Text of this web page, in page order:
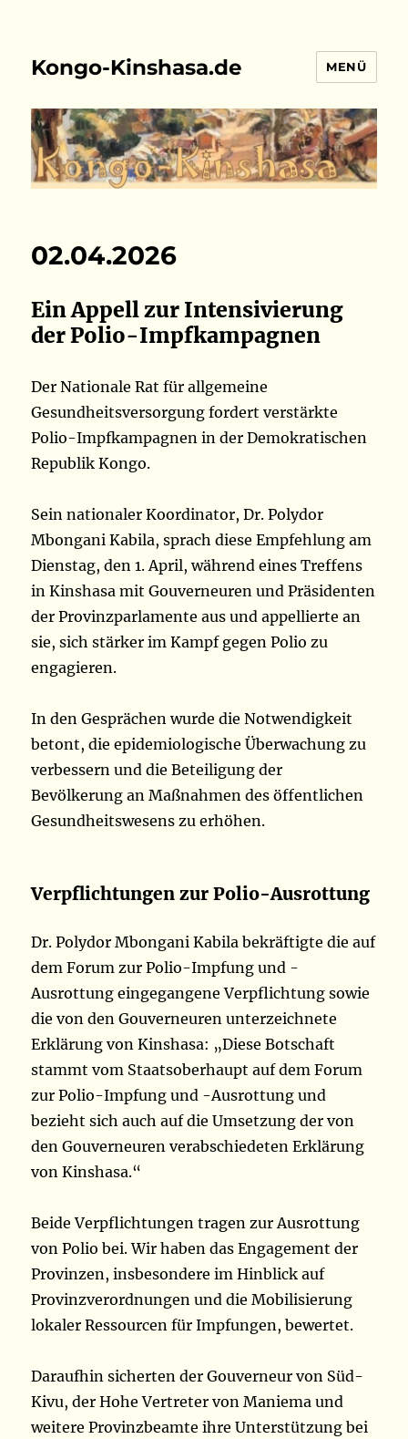
Kongo-Kinshasa.de MENÜ
02.04.2026
Ein Appell zur Intensivierung
der Polio-Impfkampagnen
Der Nationale Rat für allgemeine
Gesundheitsversorgung fordert verstärkte
Polio-Impfkampagnen in der Demokratischen
Republik Kongo.
Sein nationaler Koordinator, Dr. Polydor
Mbongani Kabila, sprach diese Empfehlung am
Dienstag, den 1. April, während eines Treffens
in Kinshasa mit Gouverneuren und Präsidenten
der Provinzparlamente aus und appellierte an
sie, sich stärker im Kampf gegen Polio zu
engagieren.
In den Gesprächen wurde die Notwendigkeit
betont, die epidemiologische Überwachung zu
verbessern und die Beteiligung der
Bevölkerung an Maßnahmen des öffentlichen
Gesundheitswesens zu erhöhen.
Verpflichtungen zur Polio-Ausrottung
Dr. Polydor Mbongani Kabila bekräftigte die auf
dem Forum zur Polio-Impfung und -
Ausrottung eingegangene Verpflichtung sowie
die von den Gouverneuren unterzeichnete
Erklärung von Kinshasa: „Diese Botschaft
stammt vom Staatsoberhaupt auf dem Forum
zur Polio-Impfung und -Ausrottung und
bezieht sich auch auf die Umsetzung der von
den Gouverneuren verabschiedeten Erklärung
von Kinshasa.“
Beide Verpflichtungen tragen zur Ausrottung
von Polio bei. Wir haben das Engagement der
Provinzen, insbesondere im Hinblick auf
Provinzverordnungen und die Mobilisierung
lokaler Ressourcen für Impfungen, bewertet.
Daraufhin sicherten der Gouverneur von Süd-
Kivu, der Hohe Vertreter von Maniema und
weitere Provinzbeamte ihre Unterstützung bei